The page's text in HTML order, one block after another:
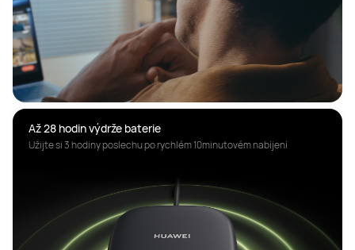
Až 28 hodin výdrže baterie
Užijte si 3 hodiny poslechu po rychlém 10minutovém nabíjení